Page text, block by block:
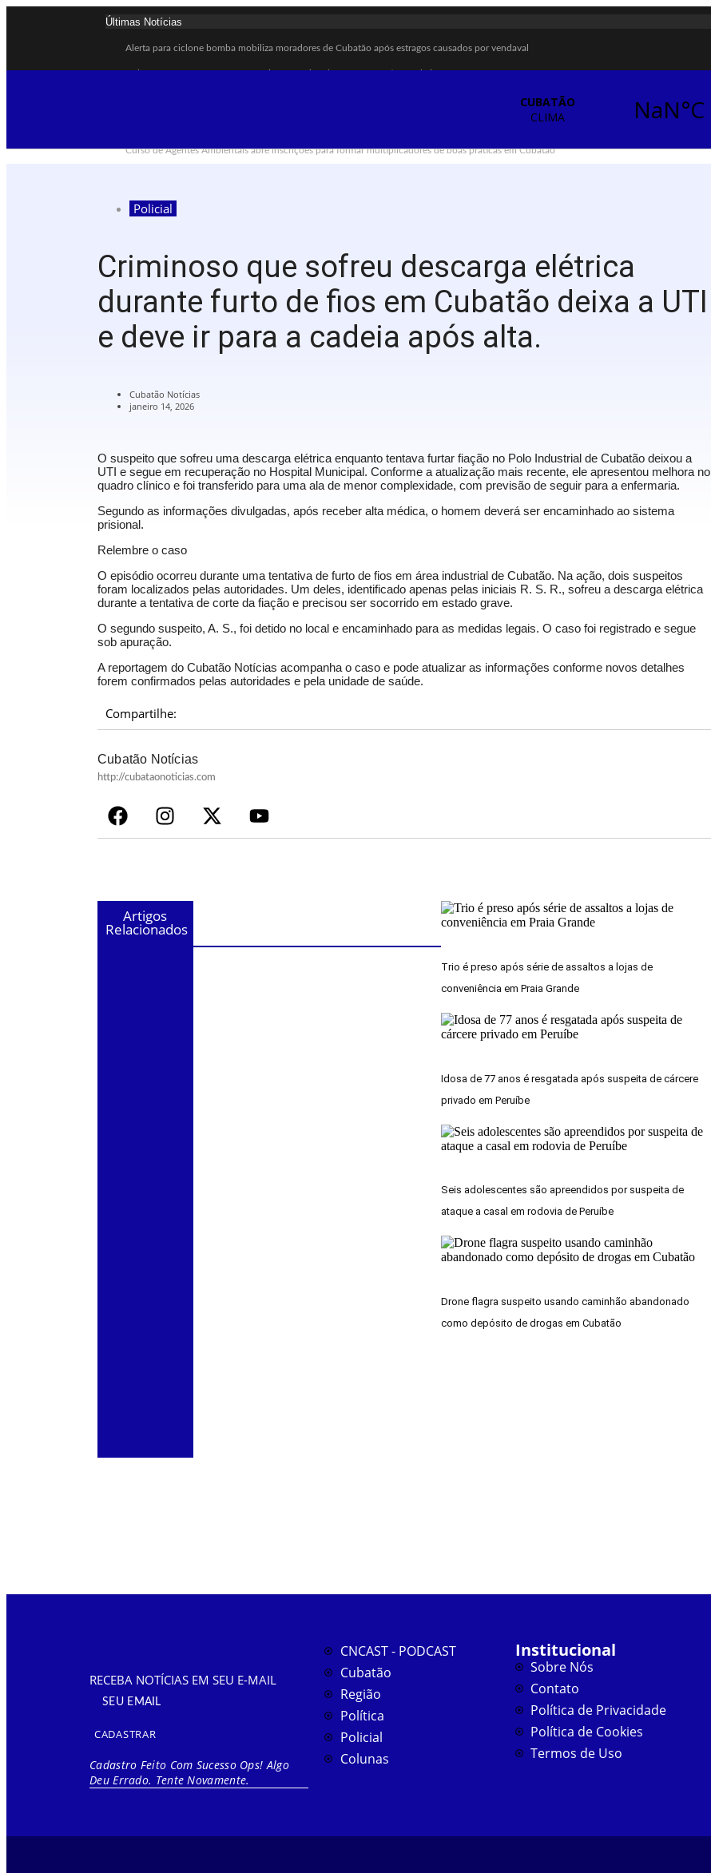
Últimas Notícias
Alerta para ciclone bomba mobiliza moradores de Cubatão após estragos causados por vendaval
Cubatão terá câmeras com transmissão ao vivo de pontos turísticos pela internet
Curso de Agentes Ambientais abre inscrições para formar multiplicadores de boas práticas em Cubatão
Santos avança com proposta para municipalizar manutenção das calçadas
Cubatão orienta população sobre esquema vacinal contra sarampo e poliomielite
Pai e filho ficam feridos após se esfaquearem durante briga em Cubatão
Policial
Criminoso que sofreu descarga elétrica
durante furto de fios em Cubatão deixa a UTI
e deve ir para a cadeia após alta.
Cubatão Notícias
janeiro 14, 2026
O suspeito que sofreu uma descarga elétrica enquanto tentava furtar fiação no Polo Industrial de Cubatão deixou a
UTI e segue em recuperação no Hospital Municipal. Conforme a atualização mais recente, ele apresentou melhora no
quadro clínico e foi transferido para uma ala de menor complexidade, com previsão de seguir para a enfermaria.
Segundo as informações divulgadas, após receber alta médica, o homem deverá ser encaminhado ao sistema
prisional.
Relembre o caso
O episódio ocorreu durante uma tentativa de furto de fios em área industrial de Cubatão. Na ação, dois suspeitos
foram localizados pelas autoridades. Um deles, identificado apenas pelas iniciais R. S. R., sofreu a descarga elétrica
durante a tentativa de corte da fiação e precisou ser socorrido em estado grave.
O segundo suspeito, A. S., foi detido no local e encaminhado para as medidas legais. O caso foi registrado e segue
sob apuração.
A reportagem do Cubatão Notícias acompanha o caso e pode atualizar as informações conforme novos detalhes
forem confirmados pelas autoridades e pela unidade de saúde.
Compartilhe:
Cubatão Notícias
http://cubataonoticias.com
Artigos
Relacionados
Trio é preso após série de assaltos a lojas de
conveniência em Praia Grande
Idosa de 77 anos é resgatada após suspeita de cárcere
privado em Peruíbe
Seis adolescentes são apreendidos por suspeita de
ataque a casal em rodovia de Peruíbe
Drone flagra suspeito usando caminhão abandonado
como depósito de drogas em Cubatão
RECEBA NOTÍCIAS EM SEU E-MAIL
CADASTRAR
Cadastro Feito Com Sucesso Ops! Algo
Deu Errado. Tente Novamente.
CNCAST - PODCAST
Cubatão
Região
Política
Policial
Colunas
Institucional
Sobre Nós
Contato
Política de Privacidade
Política de Cookies
Termos de Uso